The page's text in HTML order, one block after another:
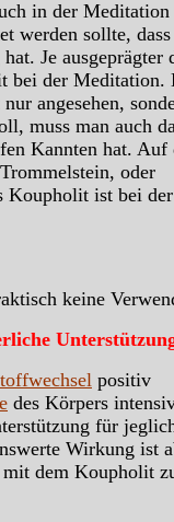
in der Meditation
werden sollte,
Je ausgeprägter
bei der Meditation.
angesehen,
muss man auch
Kannten hat. Auf
oder
Koupholit ist bei der
keine
positiv
des Körpers
für
Wirkung ist
dem Koupholit